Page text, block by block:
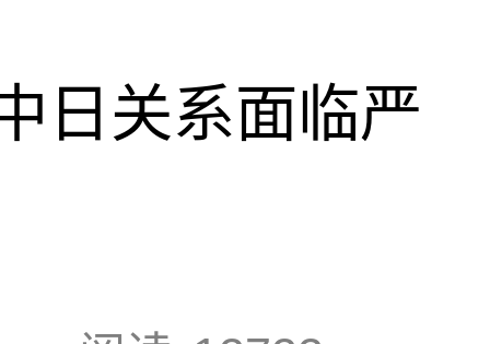
日关系面临严